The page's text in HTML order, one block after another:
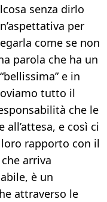
senza dirlo
per
come se non
parola che ha un
e in
tutto il
che le
e così ci
rapporto con il
arriva
è un
attraverso le